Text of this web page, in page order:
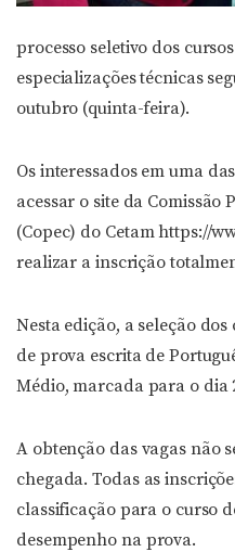
processo seletivo dos
especializações técnicas
outubro (quinta-feira).
Os interessados em uma
acessar o site da Comissão
(Copec) do Cetam https://
realizar a inscrição
Nesta edição, a seleção
de prova escrita de
Médio, marcada para o dia
A obtenção das vagas não
chegada. Todas as
classificação para o curso
desempenho na prova.